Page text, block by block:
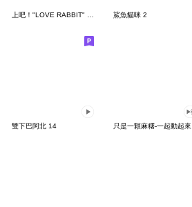
鯊魚貓咪 2
雙下巴阿北 14 只是一顆麻糬-一起動起來